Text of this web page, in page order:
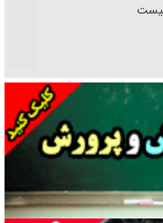
یا انحصار؟
متهم
بی‌سر شهید را از